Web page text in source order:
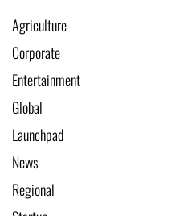
Agriculture
Corporate
Entertainment
Global
Launchpad
News
Regional